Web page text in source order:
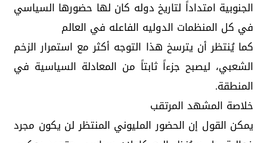
الجنوبية امتداداً لتاريخ دوله كان لها حضورها السياسي
في كل المنظمات الدوليه الفاعله في العالم
كما يُنتظر أن يترسخ هذا التوجه أكثر مع استمرار الزخم
الشعبي، ليصبح جزءاً ثابتاً من المعادلة السياسية في
المنطقة.
خلاصة المشهد المرتقب
يمكن القول إن الحضور المليوني المنتظر لن يكون مجرد